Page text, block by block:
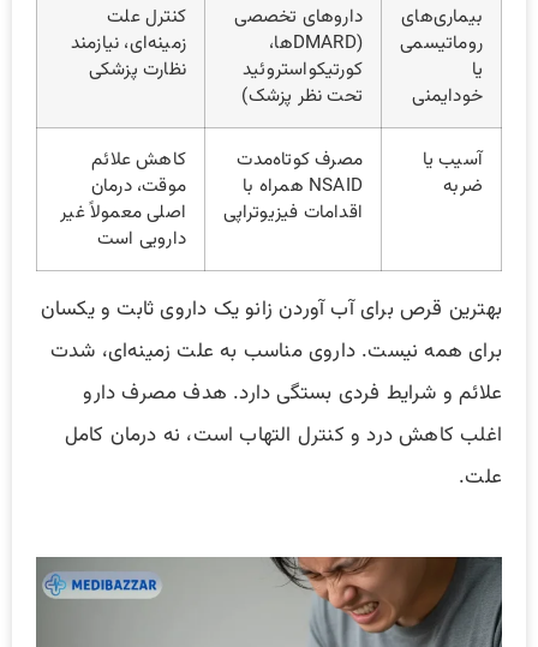
بیماری‌های
روماتیسمی
یا
خودایمنی
داروهای تخصصی
(DMARDها،
کورتیکواستروئید
تحت نظر پزشک)
کنترل علت
زمینه‌ای، نیازمند
نظارت پزشکی
آسیب یا
ضربه
مصرف کوتاه‌مدت
NSAID همراه با
اقدامات فیزیوتراپی
کاهش علائم
موقت، درمان
اصلی معمولاً غیر
دارویی است
بهترین قرص برای آب آوردن زانو یک داروی ثابت و یکسان
برای همه نیست. داروی مناسب به علت زمینه‌ای، شدت
علائم و شرایط فردی بستگی دارد. هدف مصرف دارو
اغلب کاهش درد و کنترل التهاب است، نه درمان کامل
علت.